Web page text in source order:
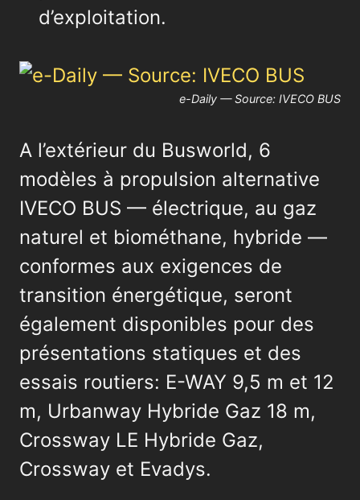
d’exploitation.
e-Daily — Source: IVECO BUS
A l’extérieur du Busworld, 6
modèles à propulsion alternative
IVECO BUS — électrique, au gaz
naturel et biométhane, hybride —
conformes aux exigences de
transition énergétique, seront
également disponibles pour des
présentations statiques et des
essais routiers: E-WAY 9,5 m et 12
m, Urbanway Hybride Gaz 18 m,
Crossway LE Hybride Gaz,
Crossway et Evadys.